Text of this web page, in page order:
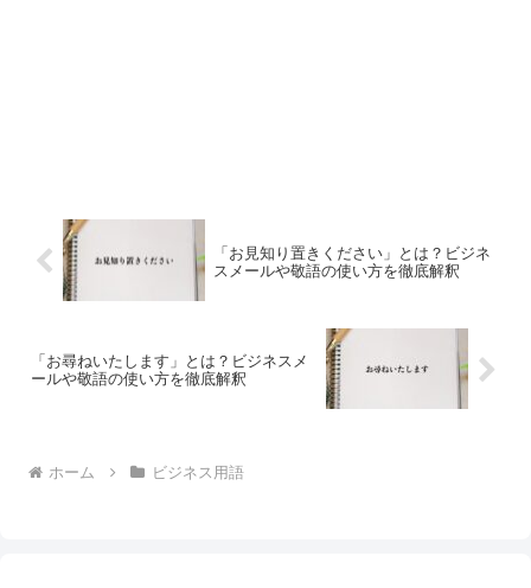
「お見知り置きください」とは？ビジネ
スメールや敬語の使い方を徹底解釈
「お尋ねいたします」とは？ビジネスメ
ールや敬語の使い方を徹底解釈
ホーム ビジネス用語